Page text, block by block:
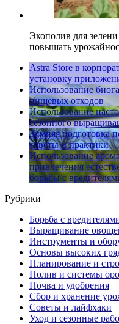
Экополив для
повышать
Astra Store в
установку
Использование
пищевых отходов
Использование
сезонного
Зимняя подготовка
советы и практики
Использование
привлечения
борьбы с
Рубрики
Борьба с
Выращивание
Инструменты и
Основы высоких
Планирование и
Полив и системы
Почва и удобрения
Сбор и хранение
Советы и лайфхаки
Уход и сезонные